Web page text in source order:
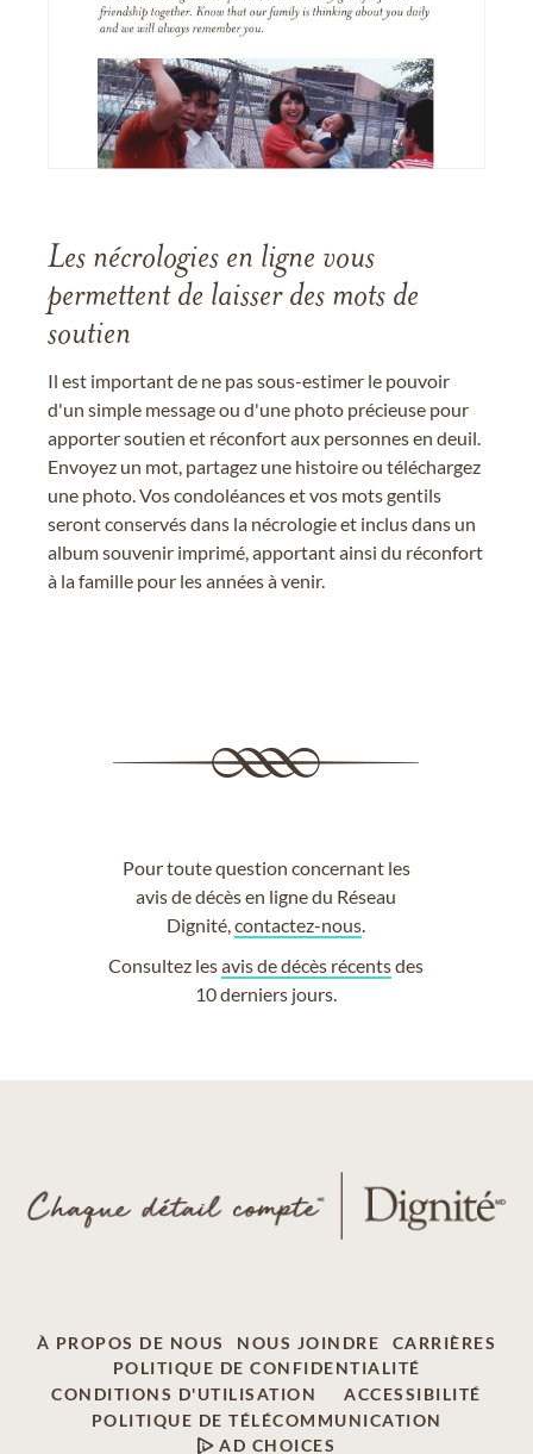
Les nécrologies en ligne vous
permettent de laisser des mots de
soutien
Il est important de ne pas sous-estimer le pouvoir
d'un simple message ou d'une photo précieuse pour
apporter soutien et réconfort aux personnes en deuil.
Envoyez un mot, partagez une histoire ou téléchargez
une photo. Vos condoléances et vos mots gentils
seront conservés dans la nécrologie et inclus dans un
album souvenir imprimé, apportant ainsi du réconfort
à la famille pour les années à venir.
Pour toute question concernant les
avis de décès en ligne du Réseau
Dignité,contactez-nous
Consultez lesavis de décès récentsdes
10 derniers jours.
À PROPOS DE NOUS NOUS JOINDRE
CARRIÈRES
POLITIQUE DE CONFIDENTIALITÉ
CONDITIONS D'UTILISATION
ACCESSIBILITÉ
POLITIQUE DE TÉLÉCOMMUNICATION
AD CHOICES